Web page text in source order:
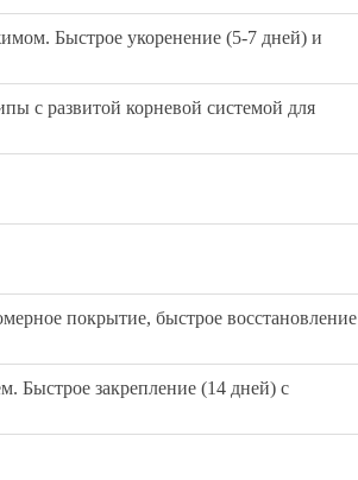
Быстрое укоренение (5-7 дней) и
с развитой корневой системой для
покрытие, быстрое восстановление
Быстрое закрепление (14 дней) с